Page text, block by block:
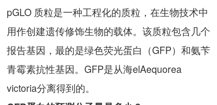
pGLO 质粒是一种工程化的质粒，在生物技术中
用作创建遗传修饰生物的载体。该质粒包含几个
报告基因，最的是绿色荧光蛋白（GFP）和氨苄
青霉素抗性基因。GFP是从海elAequorea
victoria分离得到的。